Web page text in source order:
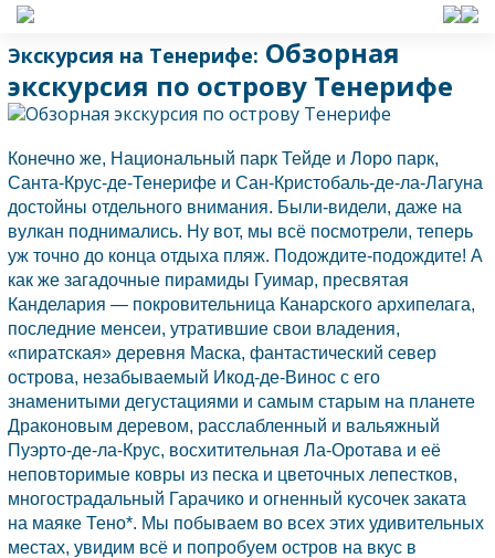
Экскурсия на Тенерифе: Обзорная
экскурсия по острову Тенерифе
Конечно же, Национальный парк Тейде и Лоро парк,
Санта-Крус-де-Тенерифе и Сан-Кристобаль-де-ла-Лагуна
достойны отдельного внимания. Были-видели, даже на
вулкан поднимались. Ну вот, мы всё посмотрели, теперь
уж точно до конца отдыха пляж. Подождите-подождите! А
как же загадочные пирамиды Гуимар, пресвятая
Канделария — покровительница Канарского архипелага,
последние менсеи, утратившие свои владения,
«пиратская» деревня Маска, фантастический север
острова, незабываемый Икод-де-Винос с его
знаменитыми дегустациями и самым старым на планете
Драконовым деревом, расслабленный и вальяжный
Пуэрто-де-ла-Крус, восхитительная Ла-Оротава и её
неповторимые ковры из песка и цветочных лепестков,
многострадальный Гарачико и огненный кусочек заката
на маяке Тено*. Мы побываем во всех этих удивительных
местах, увидим всё и попробуем остров на вкус в